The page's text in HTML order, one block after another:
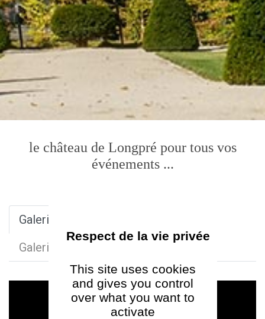
le château de Longpré pour tous vos
événements ...
Galerie Vidéos
Galerie Photos
This site uses cookies
and gives you control
over what you want to
activate